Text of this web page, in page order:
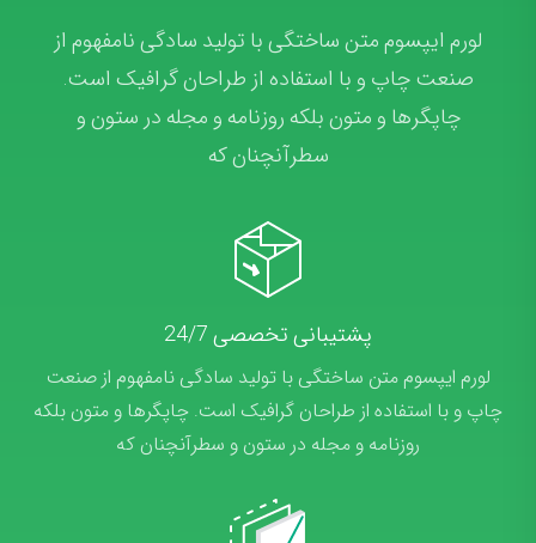
لورم ایپسوم متن ساختگی با تولید سادگی نامفهوم از
صنعت چاپ و با استفاده از طراحان گرافیک است.
چاپگرها و متون بلکه روزنامه و مجله در ستون و
سطرآنچنان که
پشتیبانی تخصصی 24/7
لورم ایپسوم متن ساختگی با تولید سادگی نامفهوم از صنعت
چاپ و با استفاده از طراحان گرافیک است. چاپگرها و متون بلکه
روزنامه و مجله در ستون و سطرآنچنان که